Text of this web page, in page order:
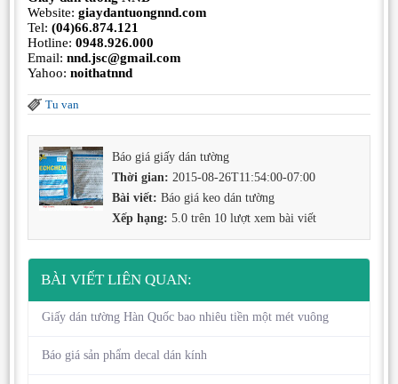
Website:giaydantuongnnd.com
Tel:(04)66.874.121
Hotline:0948.926.000
Email: nnd.jsc@gmail.com
Yahoo:noithatnnd
Tu van
Báo giá giấy dán tường
Thời gian: 2015-08-26T11:54:00-07:00
Bài viết:Báo giá keo dán tường
Xếp hạng: 5.0 trên 10 lượt xem bài viết
BÀI VIẾT LIÊN QUAN:
Giấy dán tường Hàn Quốc bao nhiêu tiền một mét vuông
Báo giá sản phẩm decal dán kính